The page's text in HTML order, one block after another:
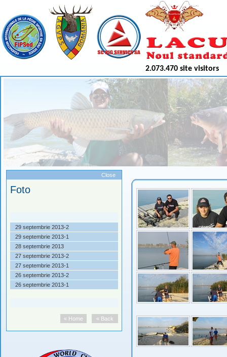
2.073.470 site visitors
Close
Foto
29 septembrie 2013-2
29 septembrie 2013-1
28 septembrie 2013
27 septembrie 2013-2
27 septembrie 2013-1
26 septembrie 2013-2
26 septembrie 2013-1
« Back
« Home